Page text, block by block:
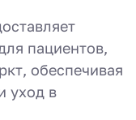
пациентов,
обеспечивая
уход в